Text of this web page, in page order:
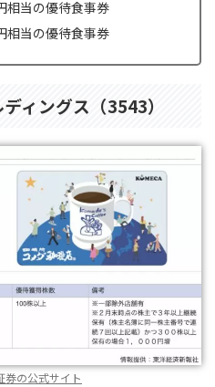
相当の優待食事券
相当の優待食事券
ィングス（3543）
券の公式サイト